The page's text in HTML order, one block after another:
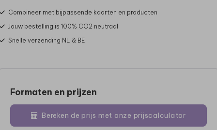
Combineer met bijpassende kaarten en producten
Jouw bestelling is 100% CO2 neutraal
Snelle verzending NL & BE
Formaten en prijzen
Bereken de prijs met onze prijscalculator